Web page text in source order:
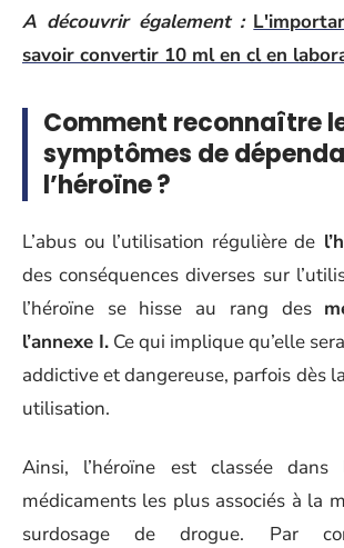
A découvrir également :
savoir convertir 10 ml en cl en
Comment reconnaître
symptômes de
l’héroïne ?
L’abus ou l’utilisation régulière de
des conséquences diverses sur
l’héroïne se hisse au rang des
l’annexe I. Ce qui implique qu’elle
addictive et dangereuse, parfois dès
utilisation.
Ainsi, l’héroïne est classée
médicaments les plus associés à la
surdosage de drogue. Par